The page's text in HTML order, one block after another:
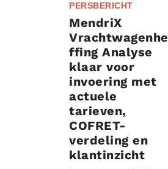
PERSBERICHT
MendriX
Vrachtwagenhe
ffing Analyse
klaar voor
invoering met
actuele
tarieven,
COFRET-
verdeling en
klantinzicht